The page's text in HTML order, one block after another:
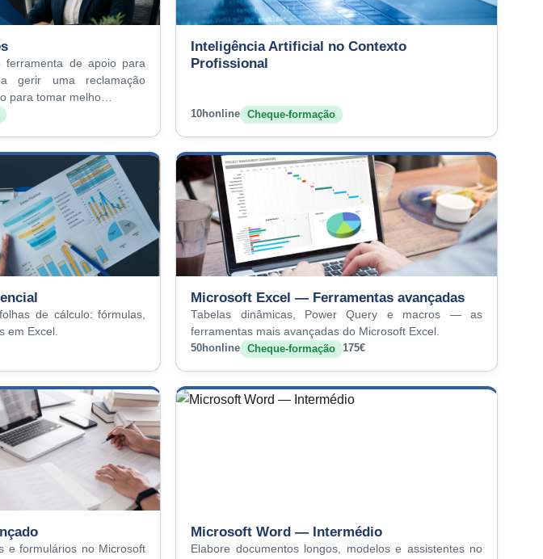
ferramenta de apoio para
gerir uma reclamação
para tomar melho…
Inteligência Artificial no Contexto
Profissional
10honline Cheque-formação
de cálculo: fórmulas,
em Excel.
Microsoft Excel — Ferramentas avançadas
Tabelas dinâmicas, Power Query e macros — as
ferramentas mais avançadas do Microsoft Excel.
50honline Cheque-formação 175€
e formulários no Microsoft
Microsoft Word — Intermédio
Elabore documentos longos, modelos e assistentes no